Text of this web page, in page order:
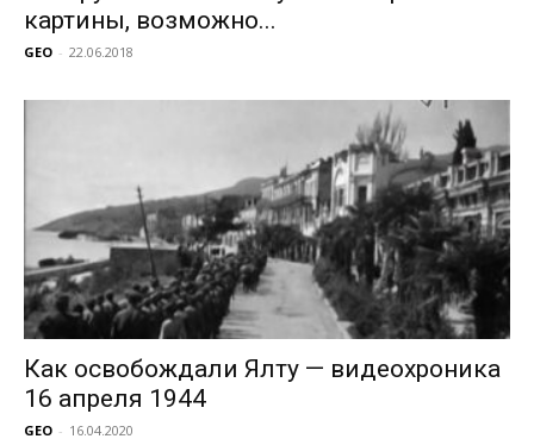
картины, возможно...
GEO - 22.06.2018
Как освобождали Ялту — видеохроника
16 апреля 1944
GEO - 16.04.2020